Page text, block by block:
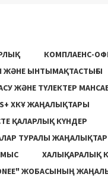
КОМПЛАЕНС-
ЖӘНЕ ЫНТЫМАҚТАСТЫҒЫ
ЖƏНЕ ТҮЛЕКТЕР
ХКҰ ЖАҢАЛЫҚТАРЫ
ҚАЛАРЛЫҚ КҮНДЕР
ТУРАЛЫ ЖАҢАЛЫҚТАР
ХАЛЫҚАРАЛЫҚ
ЖОБАСЫНЫҢ